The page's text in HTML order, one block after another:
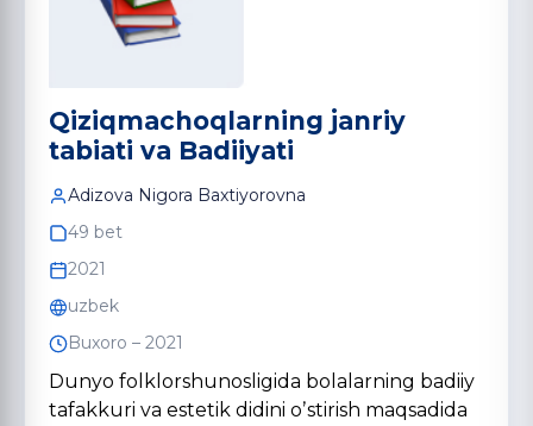
Qiziqmachoqlarning janriy
tabiati va Badiiyati
Аdizova Nigora Baxtiyorovna
49 bet
2021
uzbek
Buxoro – 2021
Dunyo folklorshunosligida bolalarning badiiy
tafakkuri va estetik didini oʼstirish maqsadida